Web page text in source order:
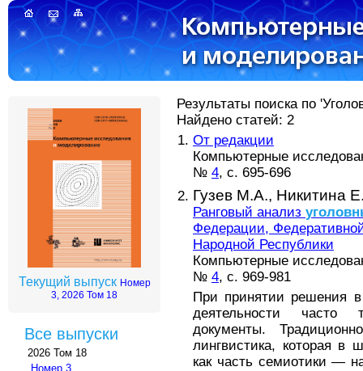
Текущий выпуск Номер
3, 2026 Том 18
Все выпуски
2026 Том 18
Номер 3
Результаты поиска по
Найдено статей: 2
От редакции
Компьютерные
№ 4, с. 695-696
Гузев М.А., Никитина
Ранговый анализ
Федерации,
Народной Республики
Компьютерные
№ 4, с. 969-981
При принятии решения в
деятельности часто
документы.
лингвистика, которая в
как часть семиотики —